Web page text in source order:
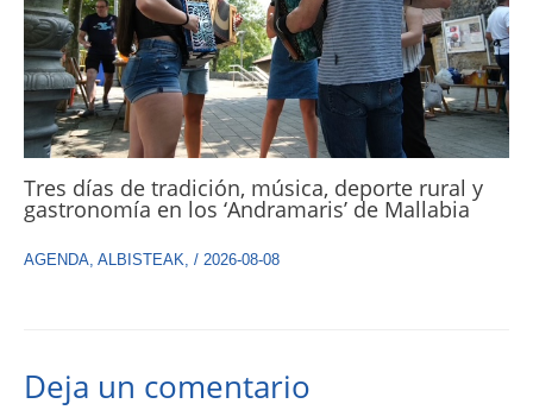
Tres días de tradición, música, deporte rural y
gastronomía en los ‘Andramaris’ de Mallabia
AGENDA ALBISTEAK / 2026-08-08
Deja un comentario